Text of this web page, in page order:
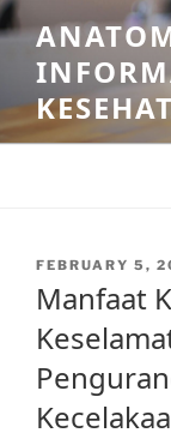
Skip
to
content
POSTED
FEBRUARY 5,
Manfaat